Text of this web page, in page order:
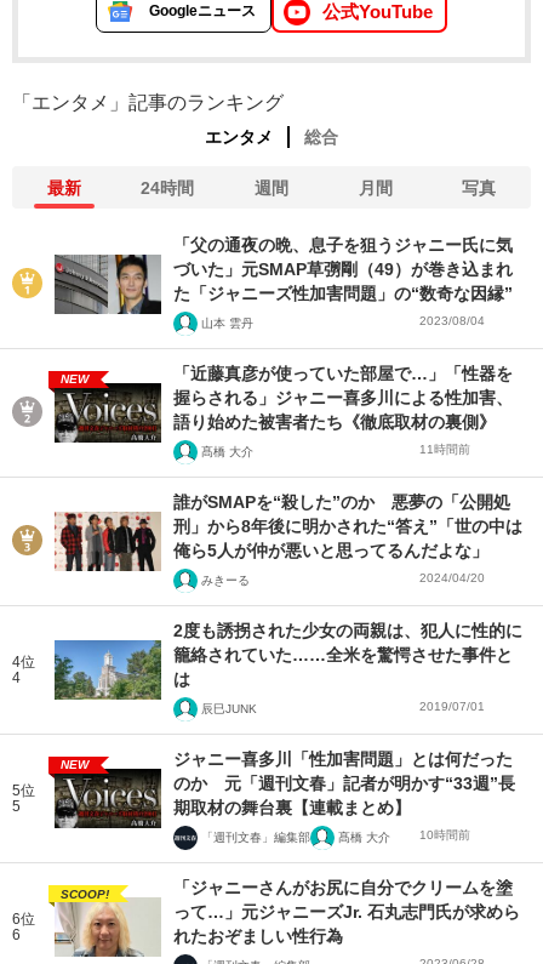
Googleニュース 公式YouTube
「エンタメ」記事のランキング
エンタメ 総合
最新 24時間 週間 月間 写真
「父の通夜の晩、息子を狙うジャニー氏に気
づいた」元SMAP草彅剛（49）が巻き込まれ
た「ジャニーズ性加害問題」の“数奇な因縁”
山本 雲丹 2023/08/04
NEW
「近藤真彦が使っていた部屋で…」「性器を
握らされる」ジャニー喜多川による性加害、
語り始めた被害者たち《徹底取材の裏側》
髙橋 大介 11時間前
誰がSMAPを“殺した”のか 悪夢の「公開処
刑」から8年後に明かされた“答え”「世の中は
俺ら5人が仲が悪いと思ってるんだよな」
みきーる 2024/04/20
4位
4
2度も誘拐された少女の両親は、犯人に性的に
籠絡されていた……全米を驚愕させた事件と
は
辰巳JUNK 2019/07/01
5位
5
NEW
ジャニー喜多川「性加害問題」とは何だった
のか 元「週刊文春」記者が明かす“33週”長
期取材の舞台裏【連載まとめ】
「週刊文春」編集部 髙橋 大介 10時間前
6位
6
SCOOP!
「ジャニーさんがお尻に自分でクリームを塗
って…」元ジャニーズJr. 石丸志門氏が求めら
れたおぞましい性行為